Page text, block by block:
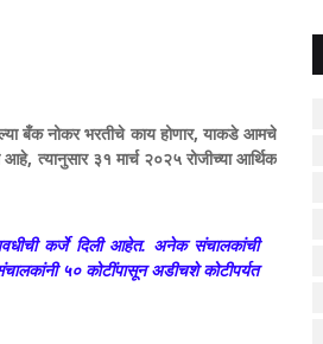
बँक नोकर भरतीचे काय होणार, याकडे आमचे
त्यानुसार ३१ मार्च २०२५ रोजीच्या आर्थिक
कर्जे दिली आहेत. अनेक संचालकांची
५० कोटींपासून अडीचशे कोटीपर्यत